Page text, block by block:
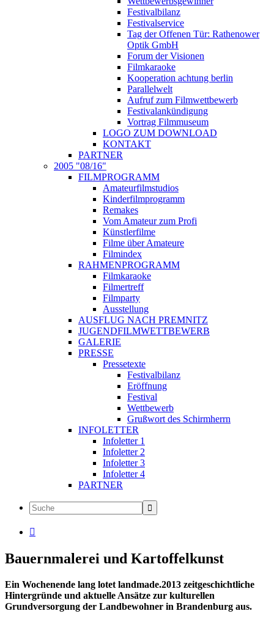
Festivalbilanz
Festivalservice
Tag der Offenen Tür: Rathenower
Optik GmbH
Forum der Visionen
Filmkaraoke
Kooperation achtung berlin
Parallelwelt
Aufruf zum Filmwettbewerb
Festivalankündigung
Vortrag Filmmuseum
LOGO ZUM DOWNLOAD
KONTAKT
PARTNER
2005 "08/16"
FILMPROGRAMM
Amateurfilmstudios
Kinderfilmprogramm
Remakes
Vom Amateur zum Profi
Künstlerfilme
Filme über Amateure
Filmindex
RAHMENPROGRAMM
Filmkaraoke
Filmertreff
Filmparty
Ausstellung
AUSFLUG NACH PREMNITZ
JUGENDFILMWETTBEWERB
GALERIE
PRESSE
Pressetexte
Festivalbilanz
Eröffnung
Festival
Wettbewerb
Grußwort des Schirmherrn
INFOLETTER
Infoletter 1
Infoletter 2
Infoletter 3
Infoletter 4
PARTNER

Bauernmalerei und Kartoffelkunst
Ein Wochenende lang lotet landmade.2013 zeitgeschichtliche
Hintergründe und aktuelle Ansätze zur kulturellen
Grundversorgung der Landbewohner in Brandenburg aus.